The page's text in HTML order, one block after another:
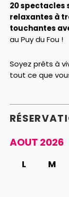
20 spectacles
relaxantes à
touchantes
au Puy du Fou !
Soyez prêts à
tout ce que
AOUT 2026
L M